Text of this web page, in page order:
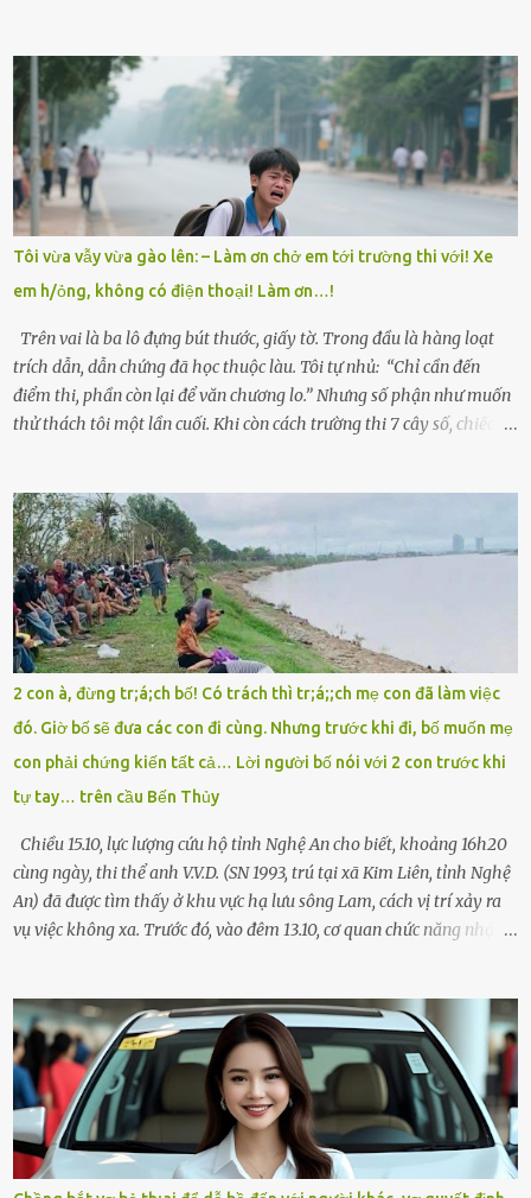
có tin tức. Mọi gánh nặng đổ dồn lên đôi vai gầy guộc của bà nội –
cụ Nguyễn Thị Đào – và cậu con trai cả là Trí, lúc đó mới chỉ 17 tuổi.
Trí là học sinh giỏi toàn huyện, học lớp 12 nhưng đã biết làm ruộng,
làm thuê, biết đi cày thuê từ 4h sáng rồi lại tất tả về đi học. Người
trong làng thương lắm, bảo: “Thằng Trí học giỏi mà hiền, sau này
nên ông này bà nọ đó!” Trí có ba cô em gái: Mai, Lan và Hương – ba
cái tên mẹ đặt lúc còn sống, mong tụi nhỏ sau này như hoa mai nở
giữa mùa đông. Nhưng hoa có đẹp mấy cũng cần đất màu, mà nhà
thì chỉ toàn đất sỏi đá và khốn khó. Năm đó, Trí đỗ Đại học Bách
Khoa Hà...
Tôi vừa vẫy vừa gào lên: – Làm ơn chở em tới trường thi với! Xe
em h/ỏng, không có điện thoại! Làm ơn…!
Trên vai là ba lô đựng bút thước, giấy tờ. Trong đầu là hàng loạt
trích dẫn, dẫn chứng đã học thuộc làu. Tôi tự nhủ: “Chỉ cần đến
điểm thi, phần còn lại để văn chương lo.” Nhưng số phận như muốn
thử thách tôi một lần cuối. Khi còn cách trường thi 7 cây số, chiếc xe
sực nhớ – điện thoại đang sạc, sáng nay quên mang theo! Giữa con
đường thưa thớt người qua lại, tôi hoảng loạn vẫy tay xin đi nhờ. –
Chú ơi, cháu đi thi, xe hỏng rồi! Làm ơn cho cháu đi nhờ với! – Cô ơi,
giúp cháu với, cháu không có điện thoại… Người thì lắc đầu. Người
thì tăng ga tránh xa như né một kẻ lừa đảo. Tôi gào lên giữa đường
như một kẻ mất trí. Vô ích. 6h10. Còn hơn 30 phút nữa. Trong đầu
tôi chỉ có một lựa chọn duy nhất: chạy. Tôi quăng xe vào vệ đường,
rút tờ giấy báo dự thi nhét túi áo, đeo ba lô và chạy . Chạy miết.
Chạy không ngừng. Qua ngã...
2 con à, đừng tr;á;ch bố! Có trách thì tr;á;;ch mẹ con đã làm việc
đó. Giờ bố sẽ đưa các con đi cùng. Nhưng trước khi đi, bố muốn mẹ
con phải chứng kiến tất cả… Lời người bố nói với 2 con trước khi
tự tay… trên cầu Bến Thủy
Chiều 15.10, lực lượng cứu hộ tỉnh Nghệ An cho biết, khoảng 16h20
cùng ngày, thi thể anh V.V.D. (SN 1993, trú tại xã Kim Liên, tỉnh Nghệ
An) đã được tìm thấy ở khu vực hạ lưu sông Lam, cách vị trí xảy ra
vụ việc không xa. Trước đó, vào đêm 13.10, cơ quan chức năng nhận
– rồi để lại xe máy trên cầu, ôm theo 2 con gái nhỏ nhảy xuống
sông. Người thân và hàng xóm ngóng chờ thông tin tìm kiếm 3 bố
con mất tích trên sông Lam sau vụ nhảy cầu. Ảnh: Hải Dương Tại
hiện trường, người dân phát hiện một chiếc xe máy mang biển kiểm
soát Nghệ An cùng hai chiếc cặp học sinh. Ngay trong đêm, lực
lượng chức năng phối hợp cùng các đội cứu hộ tình nguyện triển
khai tìm kiếm. Danh tính các nạn nhân được xác định là anh V.V.D.